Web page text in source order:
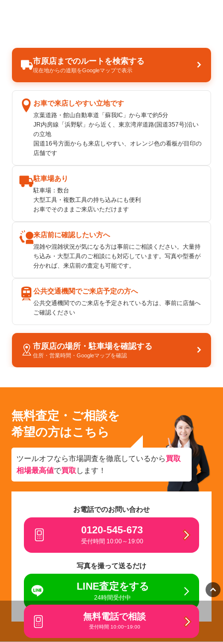
無料電話で相談
受付時間 10:00~19:00
市原店までのルートを検索する
現在地からの道順をGoogleマップで表示
お車で来店しやすい立地です
京葉道路・館山自動車道「蘇我IC」から車で約5分
JR内房線「浜野駅」から近く、東京湾岸道路(国道357号)沿い
の立地
国道16号方面からも来店しやすい、オレンジ色の看板が目印の
店舗です
駐車場あり
駐車場：数台
大型工具・複数工具の持ち込みにも便利
お車でそのままご来店いただけます
来店前に確認したい方へ
混雑や混雑状況が気になる方は事前にご相談ください。大量持
ち込み・大型工具のご相談にも対応しています。写真や型番が
分かれば、来店前の査定も可能です。
公共交通機関でご来店予定の方へ
公共交通機関でのご来店を予定されている方は、事前に店舗へ
ご確認ください
市原店の場所・駐車場を確認する
住所・営業時間・Googleマップを確認
無料査定・ご相談を
希望の方はこちら
ツールオフなら市場調査を徹底しているから買取
相場最高値で買取 します！
お電話でのお問い合わせ
0120-545-673
受付時間 10:00～19:00
写真を撮って送るだけ
LINE査定をする
24時間受付中